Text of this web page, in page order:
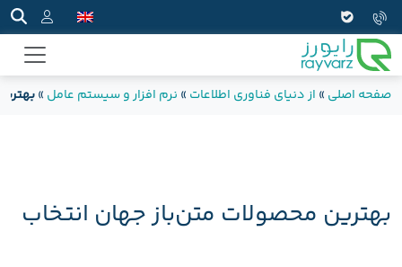
صفحه اصلی » از دنیای فناوری اطلاعات » نرم افزار و سیستم عامل »
بهترین محصولات متن‌باز جهان انتخاب